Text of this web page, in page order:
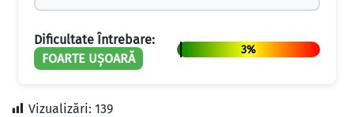
Dificultate Întrebare:
FOARTE UȘOARĂ
3%
Vizualizări: 139